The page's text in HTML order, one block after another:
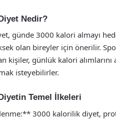
Nedir?
günde 3000 kalori almayı
olan bireyler için önerilir.
kişiler, günlük kalori
isteyebilirler.
Temel İlkeleri
3000 kalorilik diyet,